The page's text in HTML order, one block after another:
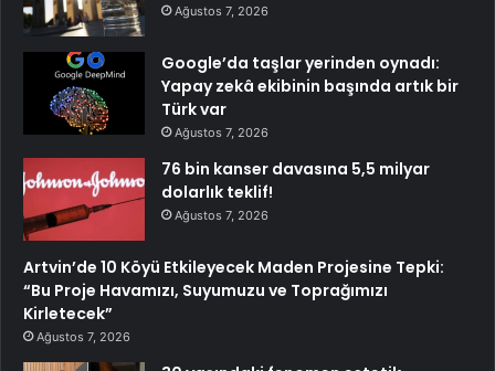
Ağustos 7, 2026
Google’da taşlar yerinden oynadı:
Yapay zekâ ekibinin başında artık bir
Türk var
Ağustos 7, 2026
76 bin kanser davasına 5,5 milyar
dolarlık teklif!
Ağustos 7, 2026
Artvin’de 10 Köyü Etkileyecek Maden Projesine Tepki:
“Bu Proje Havamızı, Suyumuzu ve Toprağımızı
Kirletecek”
Ağustos 7, 2026